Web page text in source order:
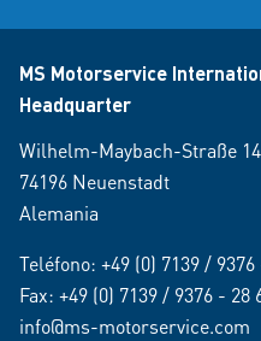
MS Motorservice
Headquarter
Wilhelm-Maybach-Straße
74196 Neuenstadt
Alemania
Teléfono: +49 (0) 7139 /
Fax: +49 (0) 7139 / 9376 - 28
info@ms-motorservice.com